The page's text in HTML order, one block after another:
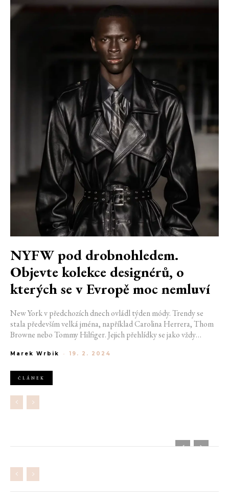
NYFW pod drobnohledem.
Objevte kolekce designérů, o
kterých se v Evropě moc nemluví
New York v předchozích dnech ovládl týden módy. Trendy se
stala především velká jména, například Carolina Herrera, Thom
Browne nebo Tommy Hilfiger. Jejich přehlídky se jako vždy
zmíněné shows jsou jen hrstkou toho, co nám NYFW může
pozornost.
Marek Wrbik - 19. 2. 2024
ČLÁNEK